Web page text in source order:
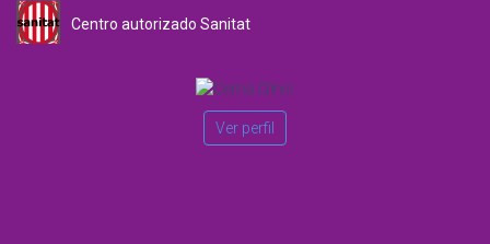
Centro autorizado Sanitat
Ver perfil